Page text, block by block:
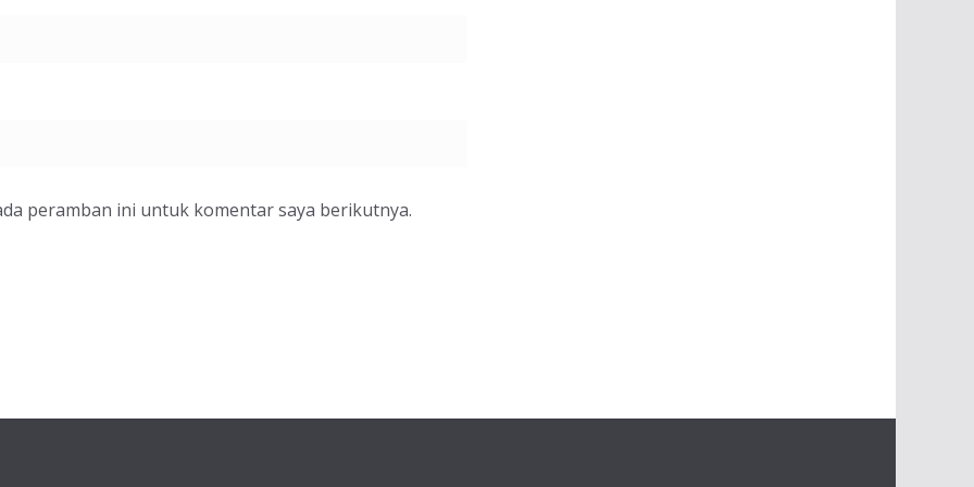
peramban ini untuk komentar saya berikutnya.